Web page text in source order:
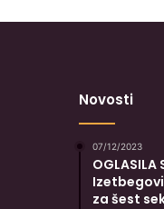
Novosti
07/12/2023
OGLASILA
za šest